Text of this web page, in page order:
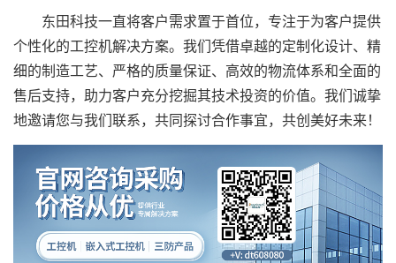
东田科技一直将客户需求置于首位，专注于为客户提供
个性化的工控机解决方案。我们凭借卓越的定制化设计、精
细的制造工艺、严格的质量保证、高效的物流体系和全面的
售后支持，助力客户充分挖掘其技术投资的价值。我们诚挚
地邀请您与我们联系，共同探讨合作事宜，共创美好未来！